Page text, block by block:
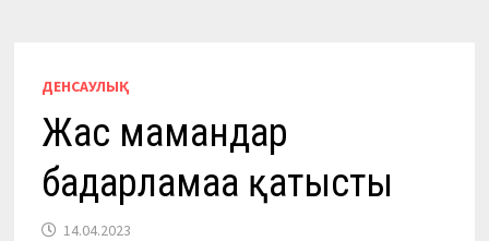
ДЕНСАУЛЫҚ
Жас мамандар
бағдарламаға қатысты
14.04.2023